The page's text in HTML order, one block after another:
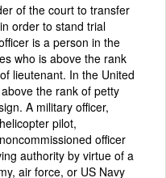
of the court to transfer
order to stand trial
is a person in the
who is above the rank
lieutenant. In the United
the rank of petty
A military officer,
pilot,
officer
authority by virtue of a
air force, or US Navy